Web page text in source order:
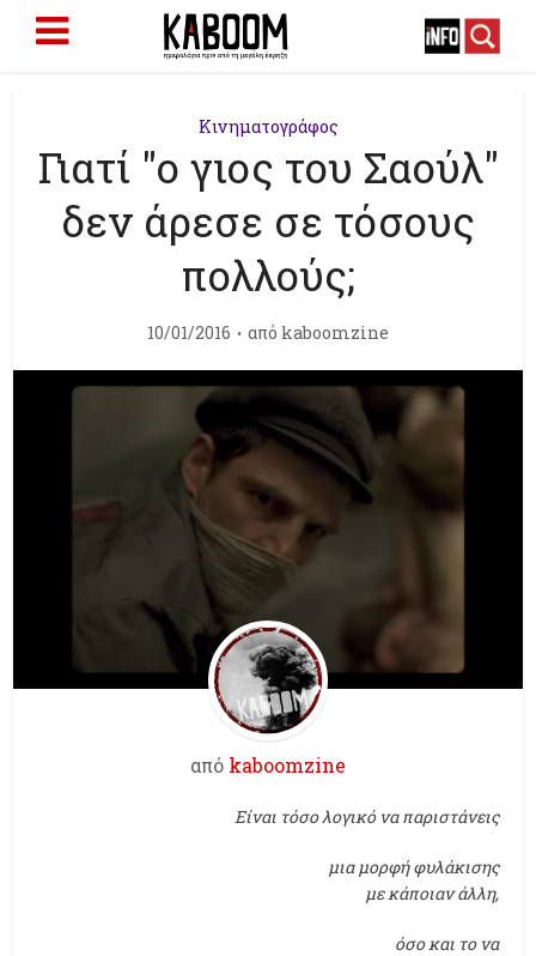
Κινηματογράφος
Γιατί "ο γιος του Σαούλ"
δεν άρεσε σε τόσους
πολλούς;
10/01/2016 από kaboomzine
από kaboomzine
Είναι τόσο λογικό να παριστάνεις
μια μορφή φυλάκισης
με κάποιαν άλλη,
όσο και το να